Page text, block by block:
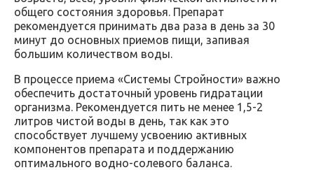
общего состояния здоровья. Препарат
рекомендуется принимать два раза в день за 30
минут до основных приемов пищи, запивая
большим количеством воды.
В процессе приема «Системы Стройности» важно
обеспечить достаточный уровень гидратации
организма. Рекомендуется пить не менее 1,5-2
литров чистой воды в день, так как это
способствует лучшему усвоению активных
компонентов препарата и поддержанию
оптимального водно-солевого баланса.